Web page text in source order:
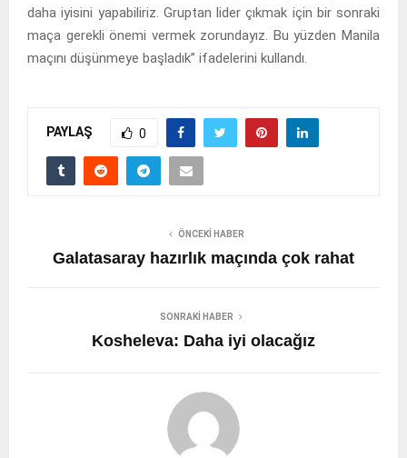
daha iyisini yapabiliriz. Gruptan lider çıkmak için bir sonraki
maça gerekli önemi vermek zorundayız. Bu yüzden Manila
maçını düşünmeye başladık” ifadelerini kullandı.
PAYLAŞ 0
ÖNCEKI HABER
Galatasaray hazırlık maçında çok rahat
SONRAKI HABER
Kosheleva: Daha iyi olacağız